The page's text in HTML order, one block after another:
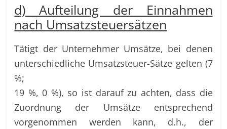
d) Aufteilung der Einnahmen
nach Umsatzsteuersätzen
Tätigt der Unternehmer Umsätze, bei denen
unterschiedliche Umsatzsteuer-Sätze gelten (7
%;
19 %, 0 %), so ist darauf zu achten, dass die
Zuordnung der Umsätze entsprechend
vorgenommen werden kann, d.h., der